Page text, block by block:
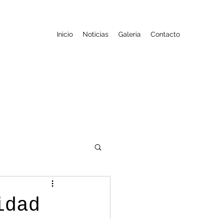
Inicio Noticias Galeria Contacto